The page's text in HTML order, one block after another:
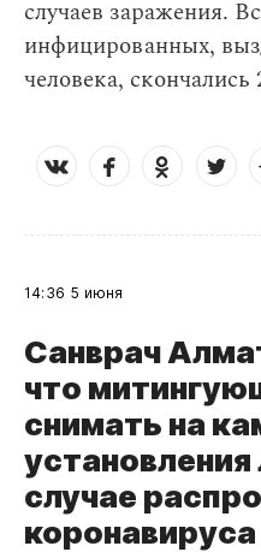
случаев заражения.
инфицированных,
человека, скончались
14:36 5 июня
Санврач
что
снимать на
установления
случае
коронавируса